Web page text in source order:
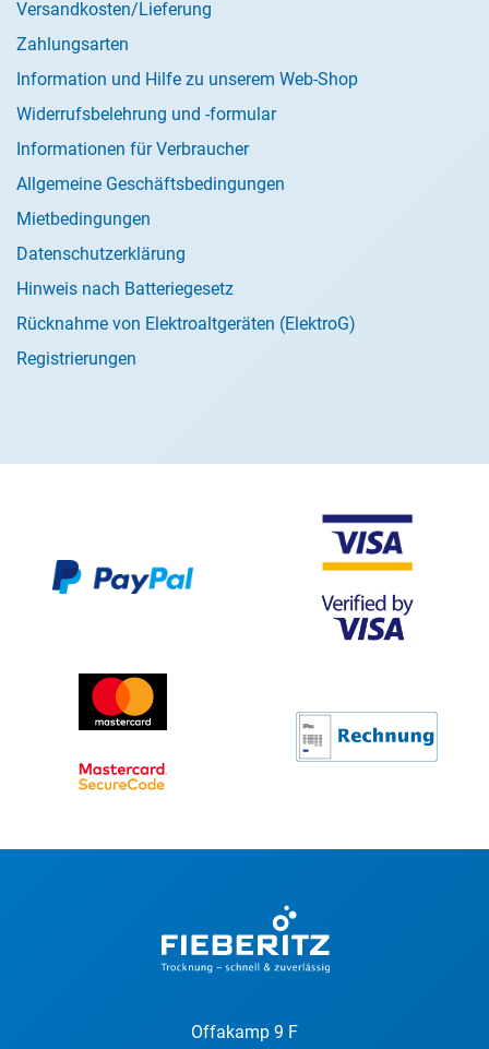
Versandkosten/Lieferung
Zahlungsarten
Information und Hilfe zu unserem Web-Shop
Widerrufsbelehrung und -formular
Informationen für Verbraucher
Allgemeine Geschäftsbedingungen
Mietbedingungen
Datenschutzerklärung
Hinweis nach Batteriegesetz
Rücknahme von Elektroaltgeräten (ElektroG)
Registrierungen
Offakamp 9 F